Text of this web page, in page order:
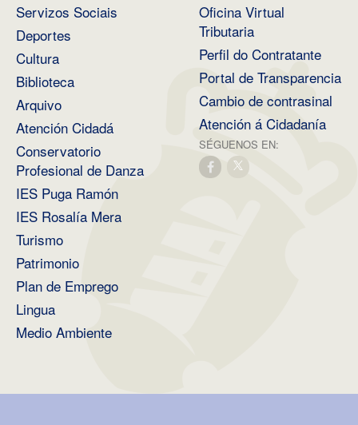
Servizos Sociais
Deportes
Cultura
Biblioteca
Arquivo
Atención Cidadá
Conservatorio
Profesional de Danza
IES Puga Ramón
IES Rosalía Mera
Turismo
Patrimonio
Plan de Emprego
Lingua
Medio Ambiente
Oficina Virtual
Tributaria
Perfil do Contratante
Portal de Transparencia
Cambio de contrasinal
Atención á Cidadanía
SÉGUENOS EN: